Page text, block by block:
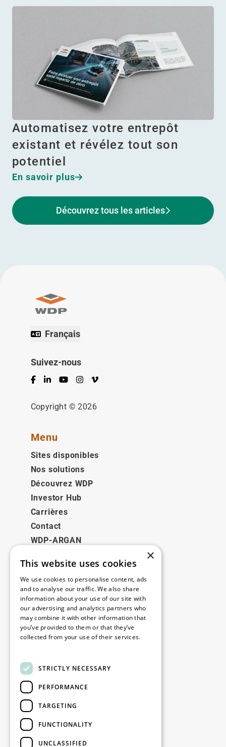
Automatisez votre entrepôt
existant et révélez tout son
potentiel
En savoir plus
Découvrez tous les articles
Français
Suivez-nous
Facebook
LinkedInYouTubeInstagram
Vimeo
Copyright © 2026
Menu
Sites disponibles
Nos solutions
Découvrez WDP
Investor Hub
Carrières
Contact
WDP-ARGAN
Juridique
Disclaimer
Politique de confidentialité
Cookie Policy
Contact
Restez informé
Restez à jour : inscrivez-vous à nos
newsletters Marketing
×
This website uses cookies
We use cookies to personalise content, ads
and to analyse our traffic. We also share
information about your use of our site with
our advertising and analytics partners who
may combine it with other information that
you’ve provided to them or that they’ve
collected from your use of their services.
STRICTLY NECESSARY
PERFORMANCE
TARGETING
FUNCTIONALITY
UNCLASSIFIED